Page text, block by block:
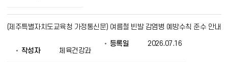
(제주특별자치도교육청 가정통신문) 여름철 빈발 감염병 예방수칙 준수 안내
작성자 체육건강과
등록일 2026.07.16